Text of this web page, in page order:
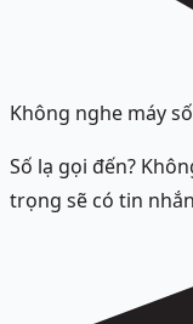
Không nghe máy
Số lạ gọi đến?
trọng sẽ có tin